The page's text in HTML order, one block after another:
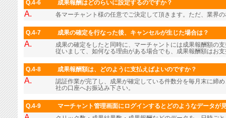
Q.4-6 成果報酬はどのらいに設定するのですか？
A. 各マーチャント様の任意でご決定して頂きます。ただ、業界
Q.4-7 成果の確定を行なった後、キャンセルが生じた場合は？
A.
成果の確定をしたと同時に、マーチャントには成果報酬額の
従いまして、如何なる理由がある場合でも、成果報酬額はお
Q.4-8 成果報酬額は、どのように支払えばよいのですか？
A.
認証作業が完了し、成果が確定している件数分を毎月末に締
社の口座へお振込み下さい。
Q.4-9 マーチャント管理画面にログインするとどのようなデータが